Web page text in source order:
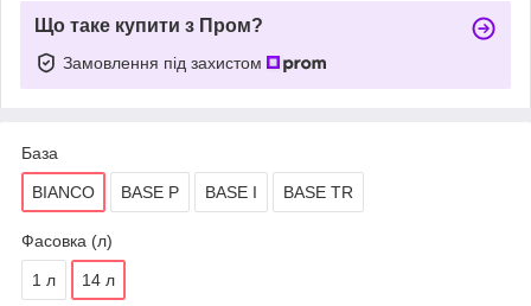
Що таке купити з Пром?
Замовлення під захистом
База
BIANCO BASE P BASE I BASE TR
Фасовка (л)
1 л 14 л